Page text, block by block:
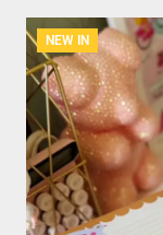
NEW IN